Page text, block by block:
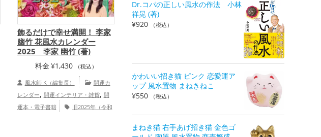
飾るだけで幸せ満開！ 李家
幽竹 花風水カレンダー
2025 李家 幽竹 (著)
料金 ¥1,430 （税込）
風水師 K（編集長）
開運カ
レンダー, 開運インテリア・雑貨, 開
運本・電子書籍
旧2025年（令和
Dr.コパの正しい風水の作法 小林
祥晃 (著)
¥920 （税込）
かわいい招き猫 ピンク 恋愛運ア
ップ 風水置物 まねきねこ
¥550 （税込）
まねき猫 右手あげ招き猫 金色ゴ